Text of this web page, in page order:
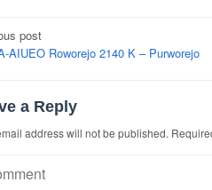
post
AIUEO Roworejo 2140 K – Purworejo
a Reply
address will not be published.